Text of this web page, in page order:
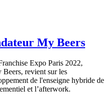
My Beers
Expo Paris 2022,
revient sur les
de l'enseigne hybride de
et l’afterwork.